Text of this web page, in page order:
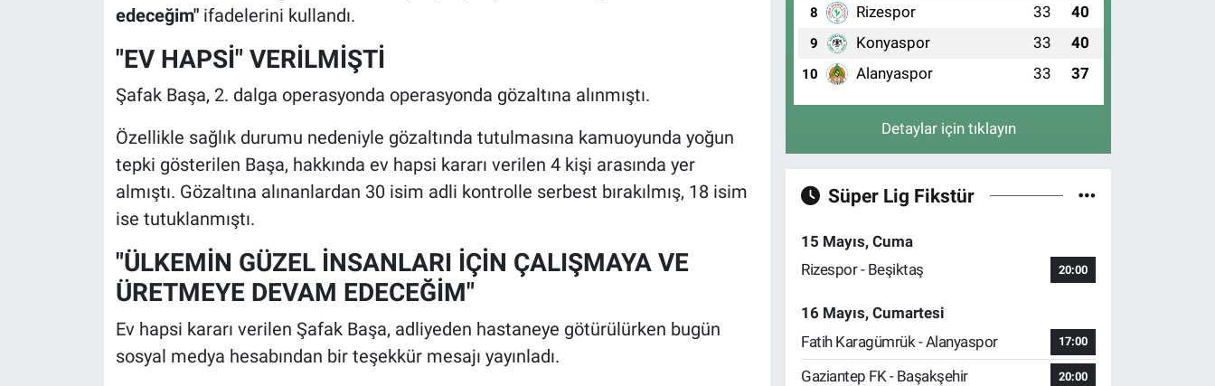
edeceğim"ifadelerini kullandı.
"EV HAPSİ" VERİLMİŞTİ
Şafak Başa, 2. dalga operasyonda operasyonda gözaltına alınmıştı.
Özellikle sağlık durumu nedeniyle gözaltında tutulmasına kamuoyunda yoğun
tepki gösterilen Başa, hakkında ev hapsi kararı verilen 4 kişi arasında yer
almıştı. Gözaltına alınanlardan 30 isim adli kontrolle serbest bırakılmış, 18 isim
ise tutuklanmıştı.
"ÜLKEMİN GÜZEL İNSANLARI İÇİN ÇALIŞMAYA VE
ÜRETMEYE DEVAM EDECEĞİM"
Ev hapsi kararı verilen Şafak Başa, adliyeden hastaneye götürülürken bugün
sosyal medya hesabından bir teşekkür mesajı yayınladı.
8 Rizespor 33 40
9 Konyaspor 33 40
10 Alanyaspor 33 37
Detaylar için tıklayın
Süper Lig Fikstür
15 Mayıs, Cuma
Rizespor - Beşiktaş
20:00
16 Mayıs, Cumartesi
Fatih Karagümrük - Alanyaspor
17:00
Gaziantep FK - Başakşehir 20:00